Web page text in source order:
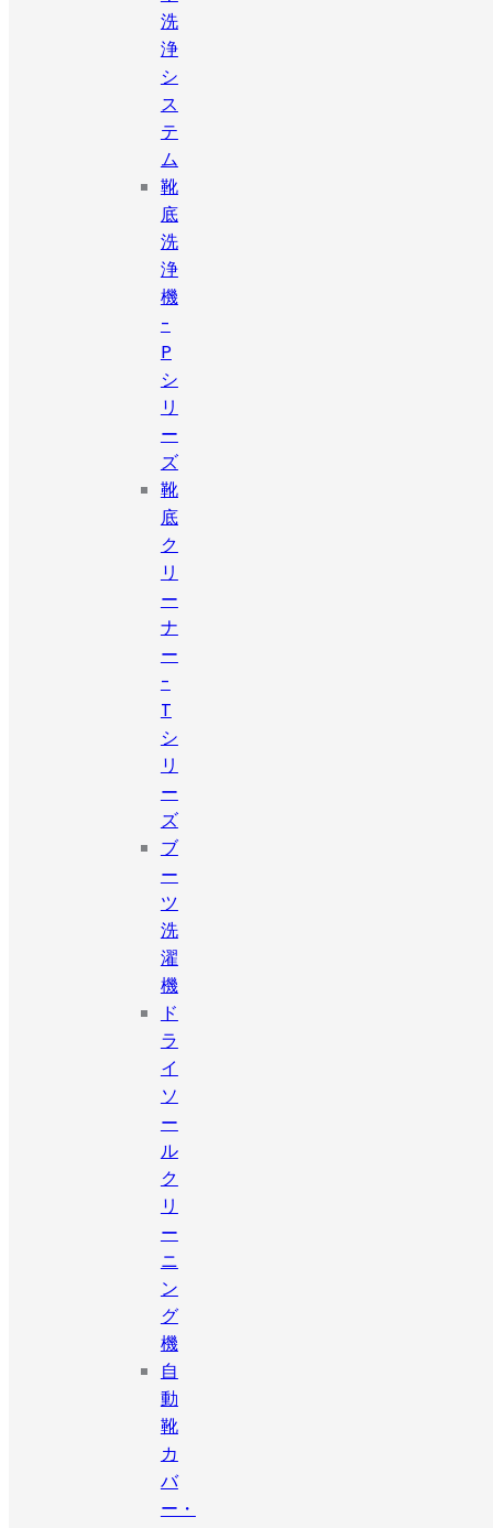
洗
浄
シ
ス
テ
ム
靴
底
洗
浄
機
-
P
シ
リ
ー
ズ
靴
底
ク
リ
ー
ナ
ー
-
T
シ
リ
ー
ズ
ブ
ー
ツ
洗
濯
機
ド
ラ
イ
ソ
ー
ル
ク
リ
ー
ニ
ン
グ
機
自
動
靴
カ
バ
ー・